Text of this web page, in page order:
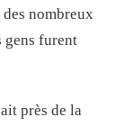
nombreux
gens furent
près de la